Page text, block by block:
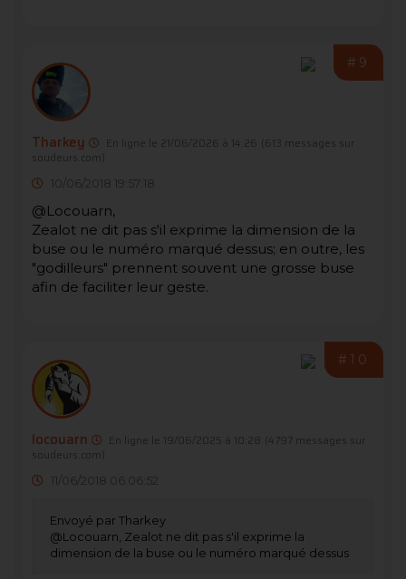
#9
Tharkey En ligne le 21/06/2026 à 14:26
(613 messages sur
soudeurs.com)
10/06/2018 19:57:18
@Locouarn,
Zealot ne dit pas s'il exprime la dimension de la
buse ou le numéro marqué dessus; en outre, les
"godilleurs" prennent souvent une grosse buse
afin de faciliter leur geste.
#10
locouarn En ligne le 19/06/2025 à 10:28
(4797 messages sur
soudeurs.com)
11/06/2018 06:06:52
Envoyé par Tharkey
@Locouarn, Zealot ne dit pas s'il exprime la
dimension de la buse ou le numéro marqué dessus